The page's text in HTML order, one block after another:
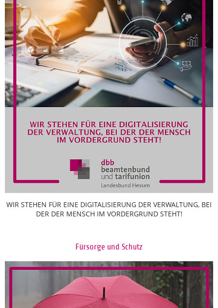
WIR STEHEN FÜR EINE DIGITALISIERUNG DER VERWALTUNG, BEI
DER DER MENSCH IM VORDERGRUND STEHT!
Fürsorge und Schutz